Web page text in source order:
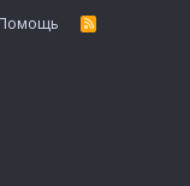
Помощь
R